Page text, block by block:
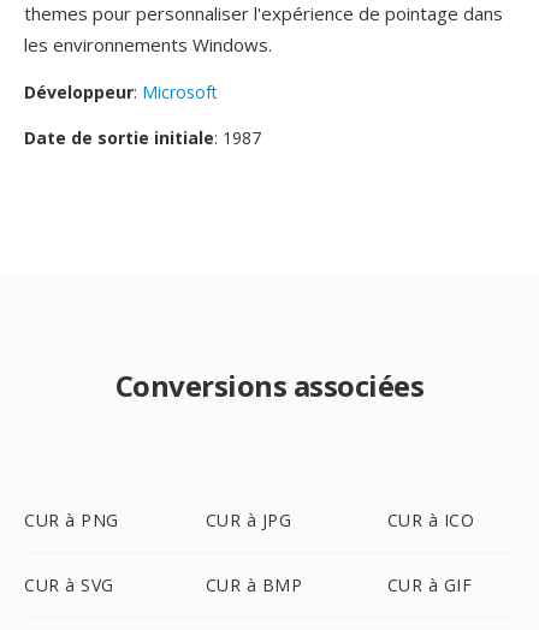
themes pour personnaliser l'expérience de pointage dans
les environnements Windows.
Développeur: Microsoft
Date de sortie initiale: 1987
Conversions associées
CUR à PNG CUR à JPG CUR à ICO
CUR à SVG CUR à BMP CUR à GIF